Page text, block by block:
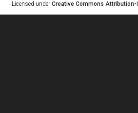
Licensed under Creative Commons Attribution-